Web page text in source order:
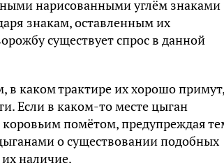
нарисованными углём знаками
знакам, оставленным их
существует спрос в данной
каком трактире их хорошо примут,
Если в каком-то месте цыган
помётом, предупреждая
о существовании подобных
наличие.